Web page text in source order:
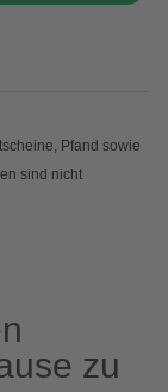
Pfand sowie
sind nicht
zu